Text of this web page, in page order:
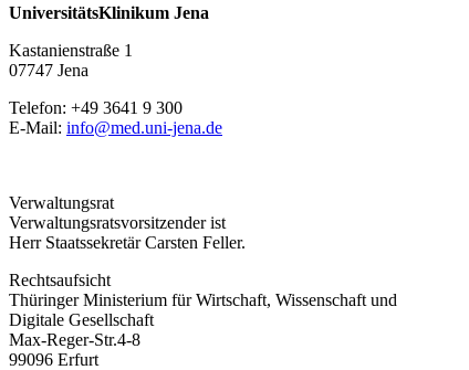
UniversitätsKlinikum Jena
Kastanienstraße 1
07747 Jena
Telefon: +49 3641 9 300
E-Mail: info@med.uni-jena.de
Verwaltungsrat
Verwaltungsratsvorsitzender ist
Herr Staatssekretär Carsten Feller.
Rechtsaufsicht
Thüringer Ministerium für Wirtschaft, Wissenschaft und
Digitale Gesellschaft
Max-Reger-Str.4-8
99096 Erfurt